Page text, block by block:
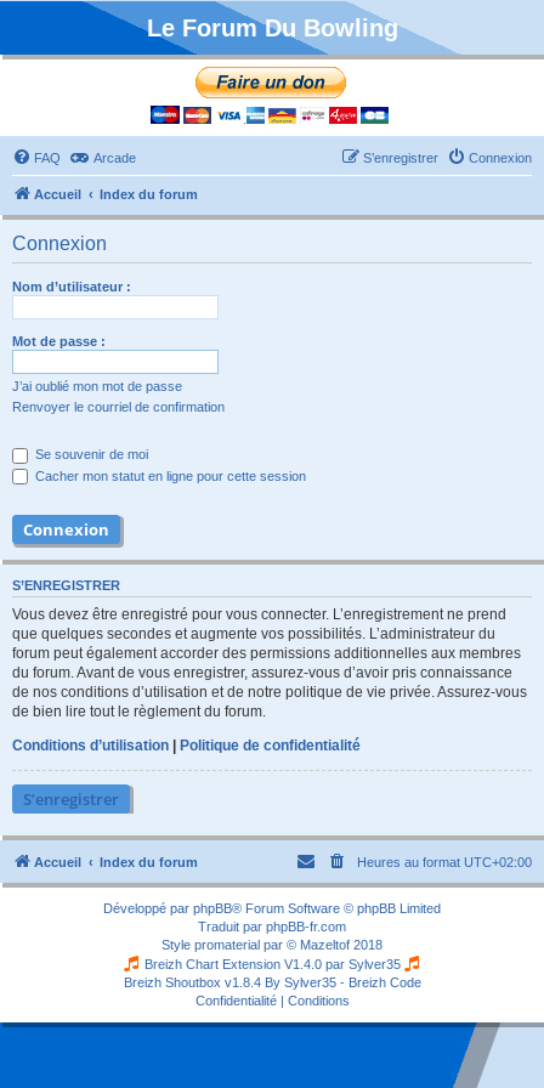
Le Forum Du Bowling
FAQ Arcade Connexion
S’enregistrer
Accueil Index du forum
Connexion
Nom d’utilisateur :
Mot de passe :
J’ai oublié mon mot de passe
Renvoyer le courriel de confirmation
Se souvenir de moi
Cacher mon statut en ligne pour cette session
S’ENREGISTRER
Vous devez être enregistré pour vous connecter. L’enregistrement ne prend
que quelques secondes et augmente vos possibilités. L’administrateur du
forum peut également accorder des permissions additionnelles aux membres
du forum. Avant de vous enregistrer, assurez-vous d’avoir pris connaissance
de nos conditions d’utilisation et de notre politique de vie privée. Assurez-vous
de bien lire tout le règlement du forum.
Conditions d’utilisation | Politique de confidentialité
S’enregistrer
Accueil Index du forum Heures au format UTC+02:00
Développé par phpBB® Forum Software © phpBB Limited
Traduit par phpBB-fr.com
Style promaterial par © Mazeltof 2018
Breizh Chart Extension V1.4.0 par Sylver35
Breizh Shoutbox v1.8.4 By Sylver35 - Breizh Code
Confidentialité| Conditions